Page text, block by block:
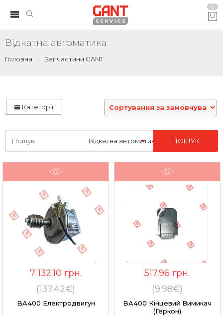
0
Відкатна автоматика
Головна Запчастини GANT
Категорії
Шукайте
тут
7 132.10 грн.
(137.42€)
BA400 Електродвигун
517.96 грн.
(9.98€)
BA400 Кінцевий Вимикач
(Геркон)